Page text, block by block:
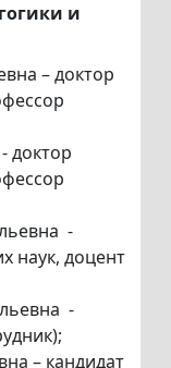
и
– доктор
доктор
-
наук, доцент
-
– кандидат